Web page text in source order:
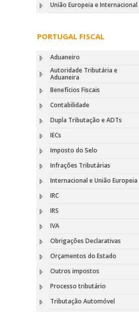
União Europeia e Internacional
PORTUGAL FISCAL
Aduaneiro
Autoridade Tributária e
Aduaneira
Benefícios Fiscais
Contabilidade
Dupla Tributação e ADTs
IECs
Imposto do Selo
Infrações Tributárias
Internacional e União Europeia
IRC
IRS
IVA
Obrigações Declarativas
Orçamentos do Estado
Outros impostos
Processo tributário
Tributação Automóvel